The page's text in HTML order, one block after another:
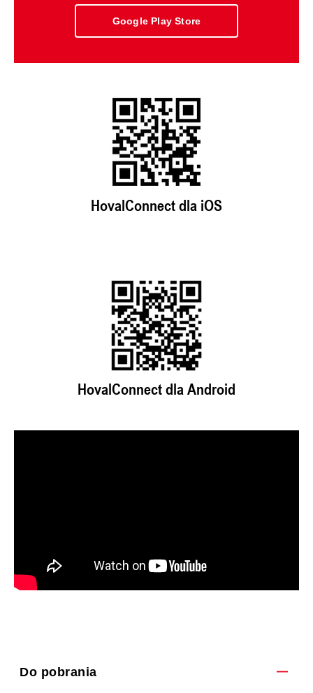
Google Play Store
HovalConnect dla iOS
HovalConnect dla Android
Do pobrania